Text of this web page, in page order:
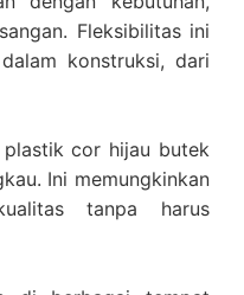
Fleksibilitas ini
konstruksi, dari
cor hijau butek
Ini memungkinkan
tanpa harus